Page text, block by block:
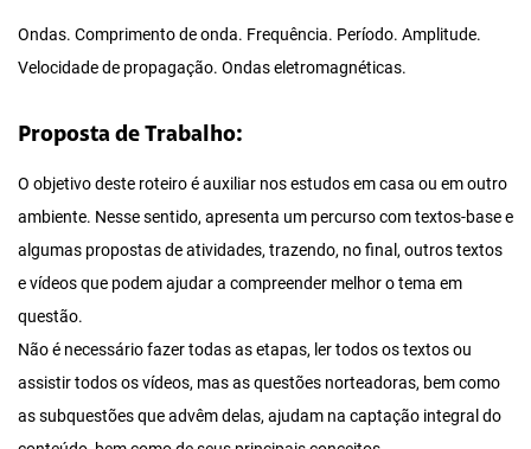
Ondas. Comprimento de onda. Frequência. Período. Amplitude.
Velocidade de propagação. Ondas eletromagnéticas.
Proposta de Trabalho:
O objetivo deste roteiro é auxiliar nos estudos em casa ou em outro
ambiente. Nesse sentido, apresenta um percurso com textos-base e
algumas propostas de atividades, trazendo, no final, outros textos
e vídeos que podem ajudar a compreender melhor o tema em
questão.
Não é necessário fazer todas as etapas, ler todos os textos ou
assistir todos os vídeos, mas as questões norteadoras, bem como
as subquestões que advêm delas, ajudam na captação integral do